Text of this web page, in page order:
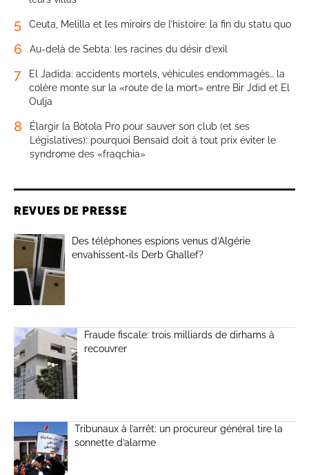
5 Ceuta, Melilla et les miroirs de l’histoire: la fin du statu quo
6 Au-delà de Sebta: les racines du désir d’exil
7
El Jadida: accidents mortels, véhicules endommagés… la
colère monte sur la «route de la mort» entre Bir Jdid et El
Oulja
8
Élargir la Botola Pro pour sauver son club (et ses
Législatives): pourquoi Bensaïd doit à tout prix éviter le
syndrome des «fraqchia»
REVUES DE PRESSE
Des téléphones espions venus d’Algérie
envahissent-ils Derb Ghallef?
Fraude fiscale: trois milliards de dirhams à
recouvrer
Tribunaux à l’arrêt: un procureur général tire la
sonnette d’alarme